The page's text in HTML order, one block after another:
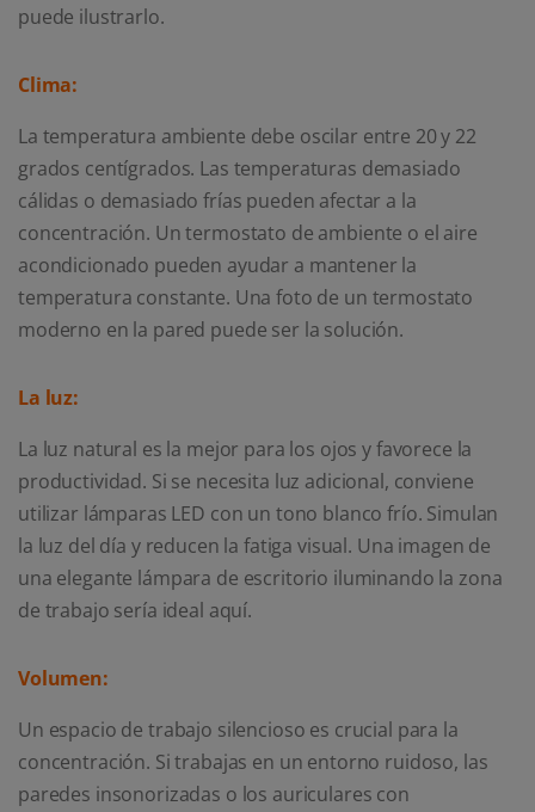
puede ilustrarlo.
Clima:
La temperatura ambiente debe oscilar entre 20 y 22
grados centígrados. Las temperaturas demasiado
cálidas o demasiado frías pueden afectar a la
concentración. Un termostato de ambiente o el aire
acondicionado pueden ayudar a mantener la
temperatura constante. Una foto de un termostato
moderno en la pared puede ser la solución.
La luz:
La luz natural es la mejor para los ojos y favorece la
productividad. Si se necesita luz adicional, conviene
utilizar lámparas LED con un tono blanco frío. Simulan
la luz del día y reducen la fatiga visual. Una imagen de
una elegante lámpara de escritorio iluminando la zona
de trabajo sería ideal aquí.
Volumen:
Un espacio de trabajo silencioso es crucial para la
concentración. Si trabajas en un entorno ruidoso, las
paredes insonorizadas o los auriculares con